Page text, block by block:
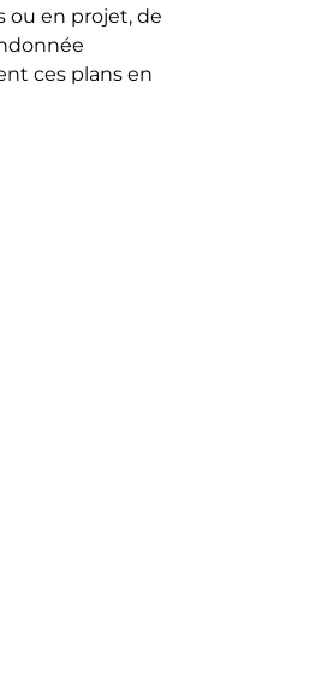
ou en projet, de
ces plans en